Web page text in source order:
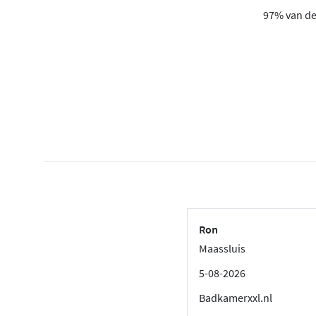
97% van
Ron
Maassluis
5-08-2026
Badkamerxxl.nl